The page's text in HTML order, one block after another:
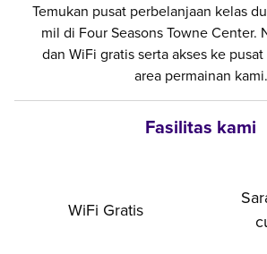
Temukan pusat perbelanjaan kelas
mil di Four Seasons Towne Center.
dan WiFi gratis serta akses ke
area permainan kami.
Fasilitas kami
WiFi Gratis